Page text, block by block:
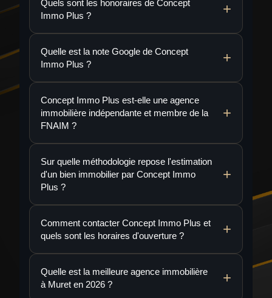
Quels sont les honoraires de Concept
Immo Plus ?
Quelle est la note Google de Concept
Immo Plus ?
Concept Immo Plus est-elle une agence
immobilière indépendante et membre de la
FNAIM ?
Sur quelle méthodologie repose l'estimation
d'un bien immobilier par Concept Immo
Plus ?
Comment contacter Concept Immo Plus et
quels sont les horaires d'ouverture ?
Quelle est la meilleure agence immobilière
à Muret en 2026 ?